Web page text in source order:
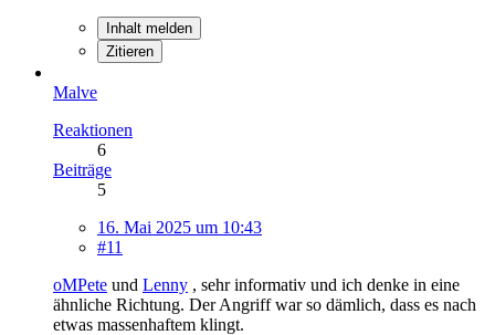
Inhalt melden
Zitieren
Malve
Reaktionen
6
Beiträge
5
16. Mai 2025 um 10:43
#11
oMPete und Lenny , sehr informativ und ich denke in eine
ähnliche Richtung. Der Angriff war so dämlich, dass es nach
etwas massenhaftem klingt.